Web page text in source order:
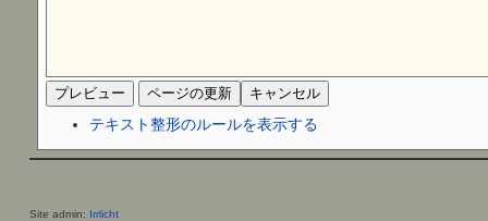
テキスト整形のルールを表示する
Site admin: Irrlicht